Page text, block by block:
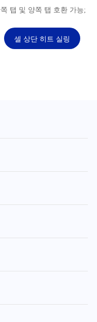
탭 및 양쪽 탭 호환 가능;
셀 상단 히트 실링